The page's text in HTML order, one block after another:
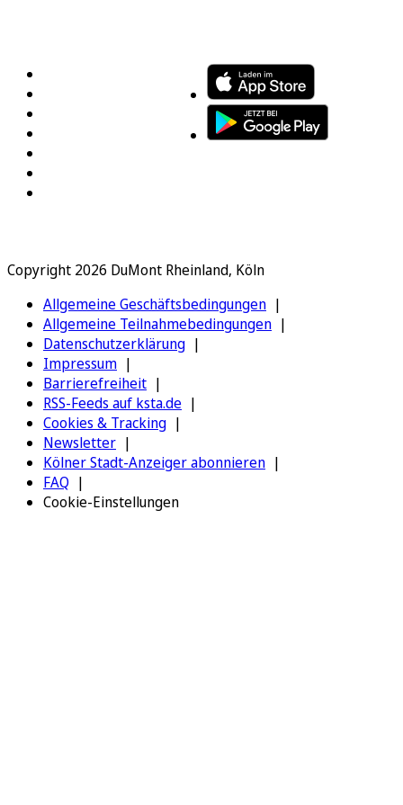
Copyright 2026 DuMont Rheinland, Köln
Allgemeine Geschäftsbedingungen
Allgemeine Teilnahmebedingungen
Datenschutzerklärung
Impressum
Barrierefreiheit
RSS-Feeds auf ksta.de
Cookies & Tracking
Newsletter
Kölner Stadt-Anzeiger abonnieren
FAQ
Cookie-Einstellungen